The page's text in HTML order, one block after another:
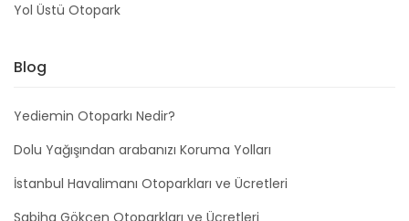
Yol Üstü Otopark
Blog
Yediemin Otoparkı Nedir?
Dolu Yağışından arabanızı Koruma Yolları
İstanbul Havalimanı Otoparkları ve Ücretleri